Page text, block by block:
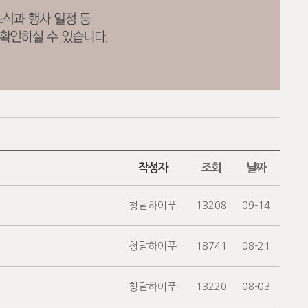
작성자 조회 날짜
청담하이푸 13208 09-14
청담하이푸 18741 08-21
청담하이푸 13220 08-03